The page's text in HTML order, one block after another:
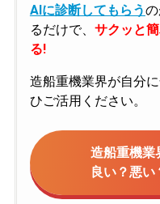
AIに診断してもらう
るだけで、 サクッと
る!
造船重機業界が自分
ひご活用ください。
造船重機業
良い？悪い